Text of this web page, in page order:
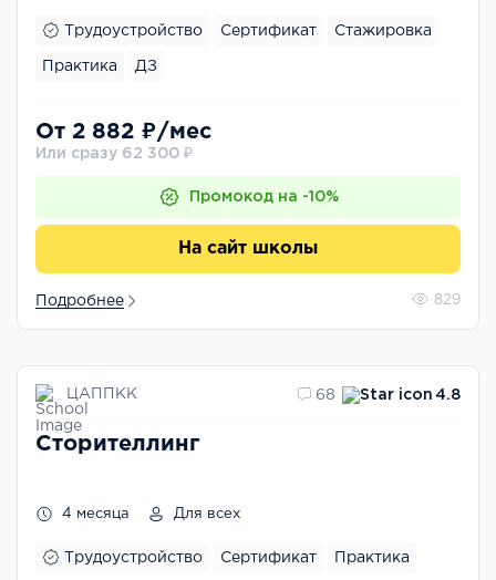
Трудоустройство Сертификат Стажировка
Практика ДЗ
От 2 882 ₽/мес
Или сразу 62 300 ₽
Промокод на -10%
На сайт школы
Подробнее 829
ЦАППКК 68 4.8
Сторителлинг
4 месяца Для всех
Трудоустройство Сертификат Практика